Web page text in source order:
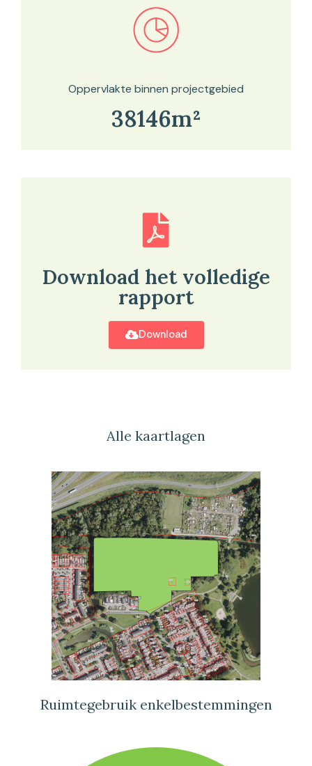
Bekijk in onze kaartviewer
Oppervlakte binnen projectgebied
38146m²
Download het volledige
rapport
Download
Alle kaartlagen
Ruimtegebruik enkelbestemmingen